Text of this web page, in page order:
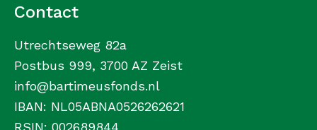
Contact
Utrechtseweg 82a
Postbus 999, 3700 AZ Zeist
info@bartimeusfonds.nl
IBAN: NL05ABNA0526262621
RSIN: 002689844